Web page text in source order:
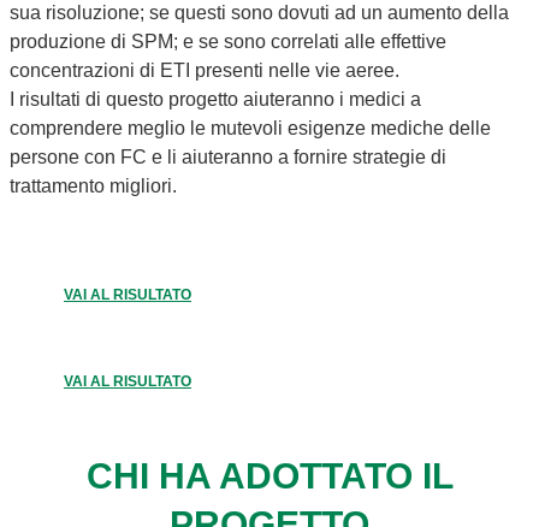
sua risoluzione; se questi sono dovuti ad un aumento della
produzione di SPM; e se sono correlati alle effettive
concentrazioni di ETI presenti nelle vie aeree.
I risultati di questo progetto aiuteranno i medici a
comprendere meglio le mutevoli esigenze mediche delle
persone con FC e li aiuteranno a fornire strategie di
trattamento migliori.
VAI AL RISULTATO
VAI AL RISULTATO
CHI HA ADOTTATO IL